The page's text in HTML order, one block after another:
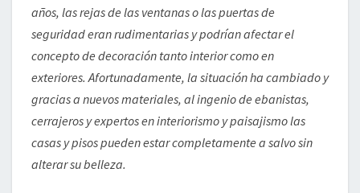
años, las rejas de las ventanas o las puertas de
seguridad eran rudimentarias y podrían afectar el
concepto de decoración tanto interior como en
exteriores. Afortunadamente, la situación ha cambiado y
gracias a nuevos materiales, al ingenio de ebanistas,
cerrajeros y expertos en interiorismo y paisajismo las
casas y pisos pueden estar completamente a salvo sin
alterar su belleza.